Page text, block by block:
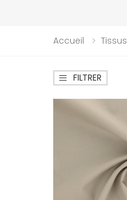
Accueil Tissus
FILTRER